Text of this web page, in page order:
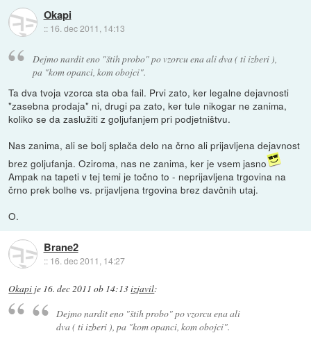
Okapi
:: 16. dec 2011, 14:13
Dejmo nardit eno "štih probo" po vzorcu ena ali dva ( ti izberi ),
pa "kom opanci, kom obojci".
Ta dva tvoja vzorca sta oba fail. Prvi zato, ker legalne dejavnosti
"zasebna prodaja" ni, drugi pa zato, ker tule nikogar ne zanima,
koliko se da zaslužiti z goljufanjem pri podjetništvu.
Nas zanima, ali se bolj splača delo na črno ali prijavljena dejavnost
brez goljufanja. Oziroma, nas ne zanima, ker je vsem jasno
Ampak na tapeti v tej temi je točno to - neprijavljena trgovina na
črno prek bolhe vs. prijavljena trgovina brez davčnih utaj.
O.
Brane2
:: 16. dec 2011, 14:27
Okapi je 16. dec 2011 ob 14:13izjavil:
Dejmo nardit eno "štih probo" po vzorcu ena ali
dva ( ti izberi ), pa "kom opanci, kom obojci".